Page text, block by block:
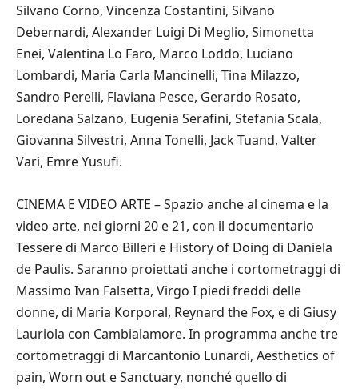
Silvano Corno, Vincenza Costantini, Silvano
Debernardi, Alexander Luigi Di Meglio, Simonetta
Enei, Valentina Lo Faro, Marco Loddo, Luciano
Lombardi, Maria Carla Mancinelli, Tina Milazzo,
Sandro Perelli, Flaviana Pesce, Gerardo Rosato,
Loredana Salzano, Eugenia Serafini, Stefania Scala,
Giovanna Silvestri, Anna Tonelli, Jack Tuand, Valter
Vari, Emre Yusufi.
CINEMA E VIDEO ARTE – Spazio anche al cinema e la
video arte, nei giorni 20 e 21, con il documentario
Tessere di Marco Billeri e History of Doing di Daniela
de Paulis. Saranno proiettati anche i cortometraggi di
Massimo Ivan Falsetta, Virgo I piedi freddi delle
donne, di Maria Korporal, Reynard the Fox, e di Giusy
Lauriola con Cambialamore. In programma anche tre
cortometraggi di Marcantonio Lunardi, Aesthetics of
pain, Worn out e Sanctuary, nonché quello di